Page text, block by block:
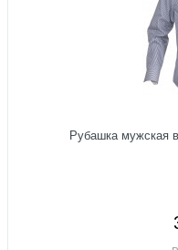
Рубашка мужская